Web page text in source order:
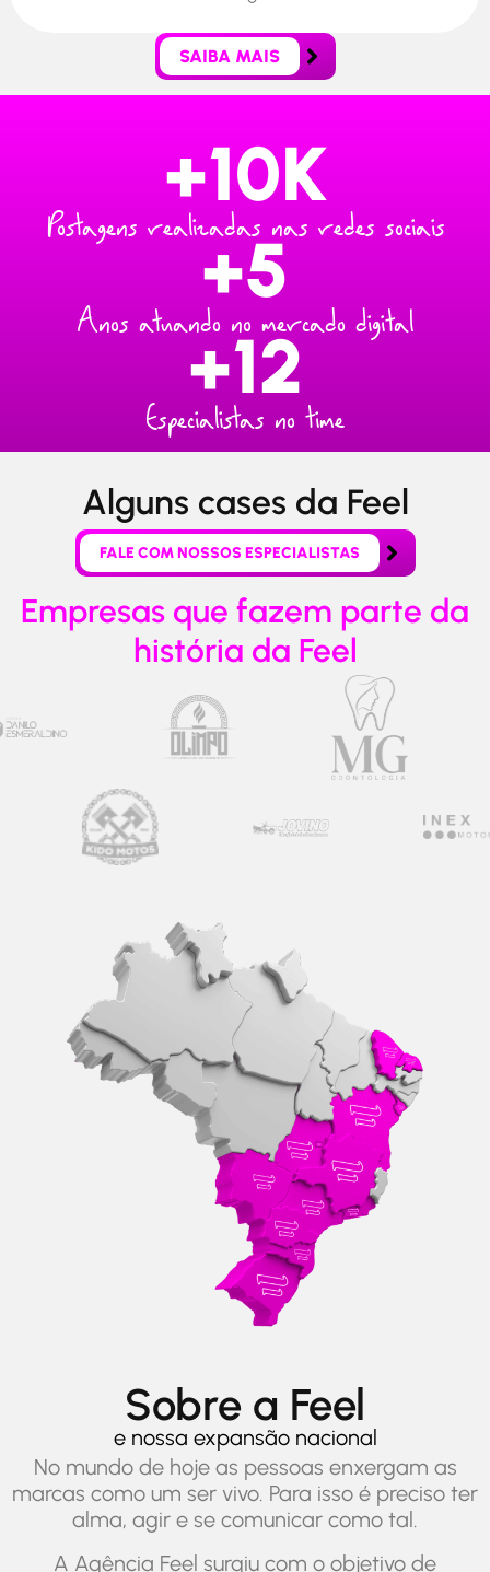
SAIBA MAIS
Postagens realizadas nas redes sociais
+10K
Anos atuando no mercado digital
+5
Especialistas no time
+12
Alguns cases da Feel
FALE COM NOSSOS ESPECIALISTAS
Empresas que fazem parte da
história da Feel
Sobre a Feel
e nossa expansão nacional
No mundo de hoje as pessoas enxergam as
marcas como um ser vivo. Para isso é preciso ter
alma, agir e se comunicar como tal.
A Agência Feel surgiu com o objetivo de